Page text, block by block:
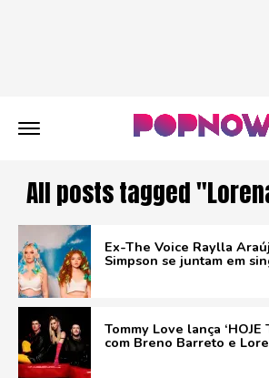
All posts tagged
Ex-The Voice Raylla
Simpson se juntam em
Tommy Love lança ‘HOJE
com Breno Barreto e